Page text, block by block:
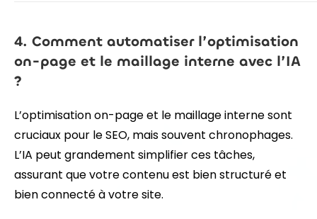
4. Comment automatiser l’optimisation
on-page et le maillage interne avec l’IA
?
L’optimisation on-page et le maillage interne sont
cruciaux pour le SEO, mais souvent chronophages.
L’IA peut grandement simplifier ces tâches,
assurant que votre contenu est bien structuré et
bien connecté à votre site.